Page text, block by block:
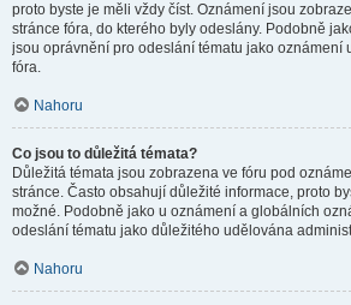
proto byste je měli vždy číst. Oznámení jsou
stránce fóra, do kterého byly odeslány. Podobně
jsou oprávnění pro odeslání tématu jako oznámení
fóra.
Nahoru
Co jsou to důležitá témata?
Důležitá témata jsou zobrazena ve fóru pod
stránce. Často obsahují důležité informace, proto
možné. Podobně jako u oznámení a globálních
odeslání tématu jako důležitého udělována
Nahoru